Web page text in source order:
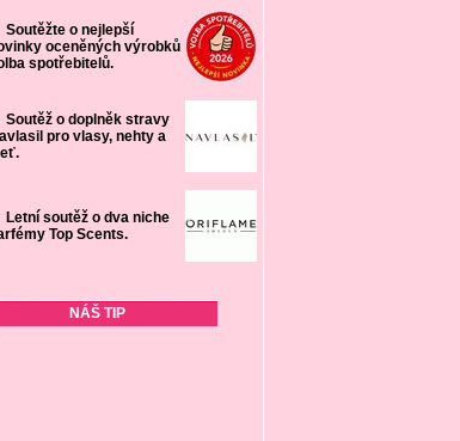
Soutěžte o nejlepší
oceněných výrobků
spotřebitelů.
Soutěž o doplněk stravy
pro vlasy, nehty a
Letní soutěž o dva niche
Top Scents.
NÁŠ TIP